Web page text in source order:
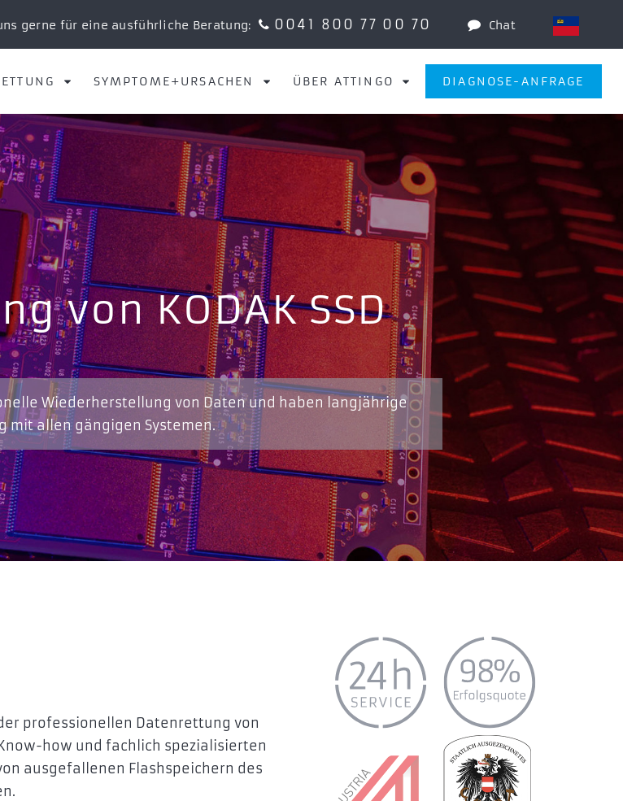
gerne für eine ausführliche Beratung: 0041 800 77 00 70 Chat
SYMPTOME+URSACHEN ÜBER ATTINGO DIAGNOSE-ANFRAGE
von KODAK SSD
Wiederherstellung von Daten und haben langjährige
mit allen gängigen Systemen.
professionellen Datenrettung von
Know-how und fachlich spezialisierten
ausgefallenen Flashspeichern des